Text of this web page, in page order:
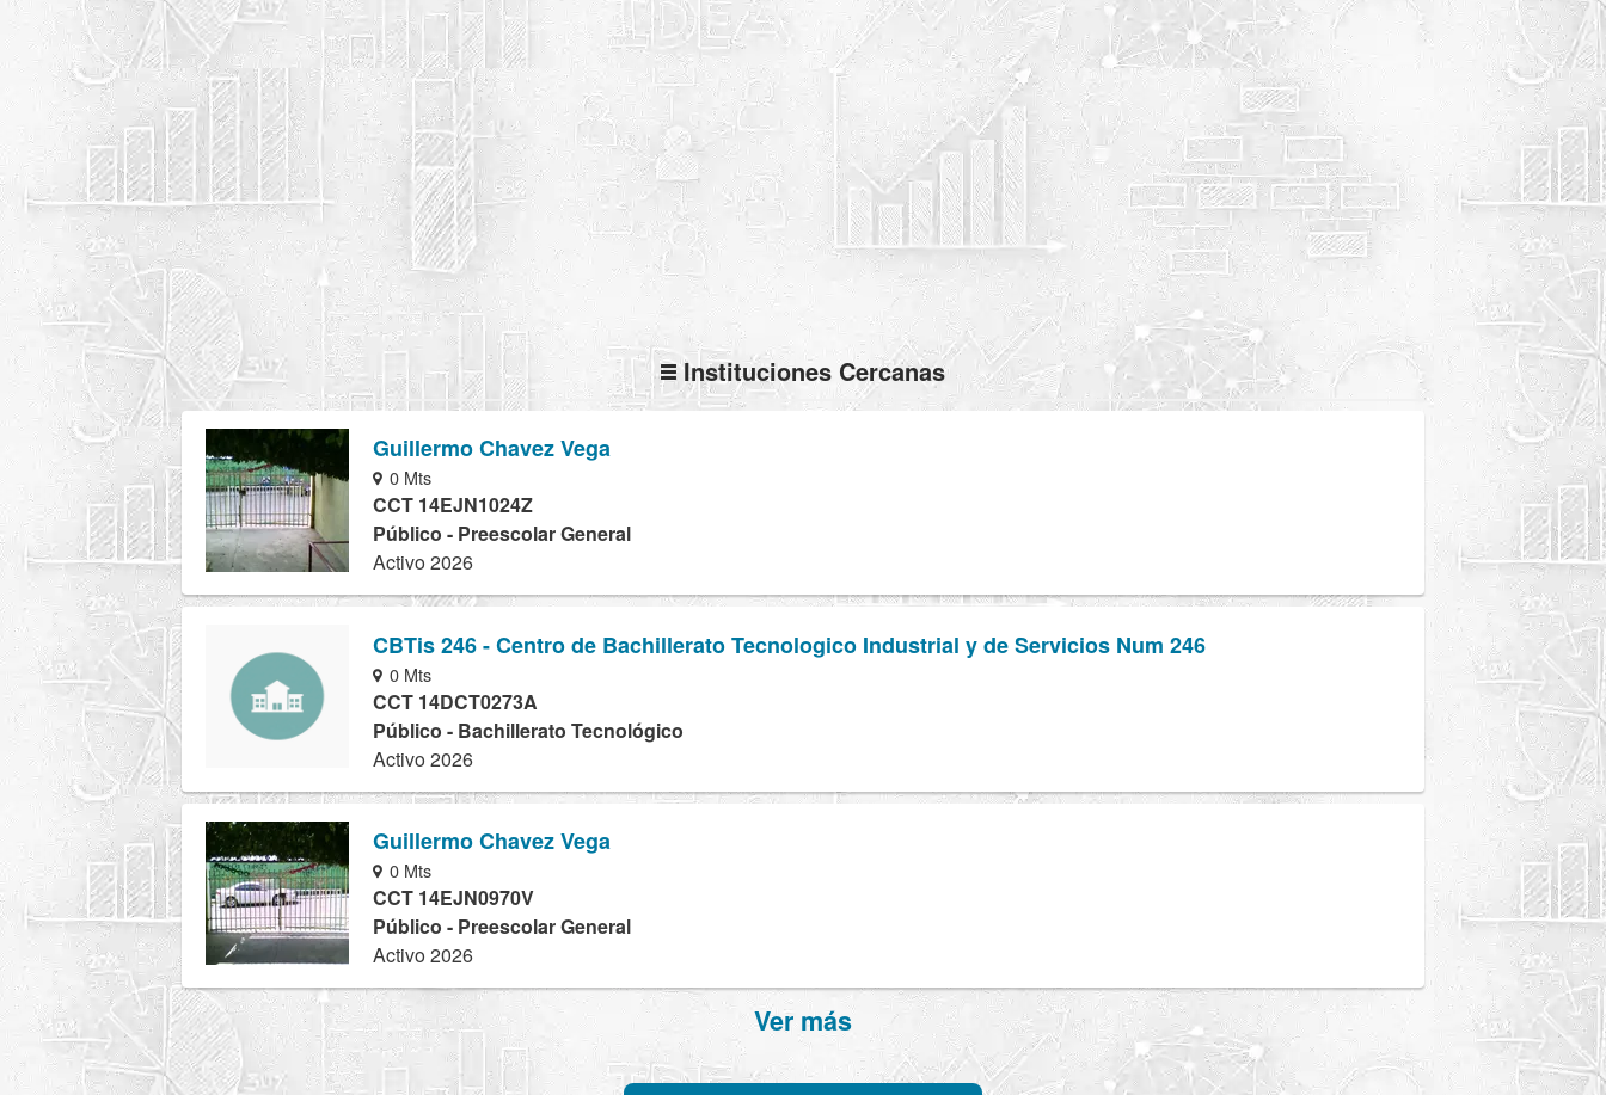
Instituciones Cercanas
Guillermo Chavez Vega
0 Mts
CCT 14EJN1024Z
Público - Preescolar General
Activo 2026
CBTis 246 - Centro de Bachillerato Tecnologico Industrial y de Servicios Num 246
0 Mts
CCT 14DCT0273A
Público - Bachillerato Tecnológico
Activo 2026
Guillermo Chavez Vega
0 Mts
CCT 14EJN0970V
Público - Preescolar General
Activo 2026
Ver más